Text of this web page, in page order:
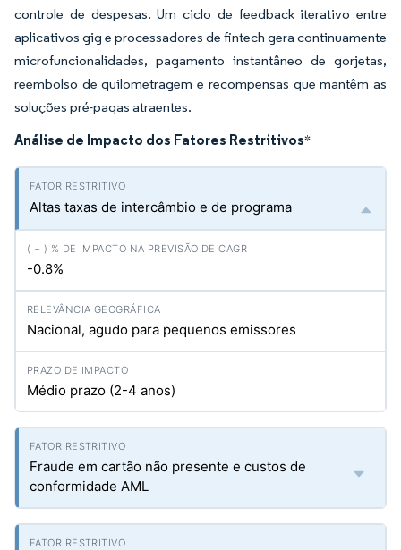
controle de despesas. Um ciclo de feedback iterativo entre
aplicativos gig e processadores de fintech gera continuamente
microfuncionalidades, pagamento instantâneo de gorjetas,
reembolso de quilometragem e recompensas que mantêm as
soluções pré-pagas atraentes.
Análise de Impacto dos Fatores Restritivos*
Altas taxas de intercâmbio e de programa
-0.8%
Nacional, agudo para pequenos emissores
Médio prazo (2-4 anos)
Fraude em cartão não presente e custos de
conformidade AML